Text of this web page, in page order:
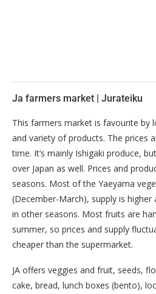
Ja farmers market | Jurateiku
This farmers market is favourite by
and variety of products. The prices
time. It’s mainly Ishigaki produce,
over Japan as well. Prices and
seasons. Most of the Yaeyama
(December-March), supply is
in other seasons. Most fruits are
summer, so prices and supply
cheaper than the supermarket.
JA offers veggies and fruit, seeds,
cake, bread, lunch boxes (bento),